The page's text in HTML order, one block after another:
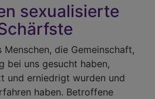
sexualisierte
Menschen, die Gemeinschaft,
bei uns gesucht haben,
und erniedrigt wurden und
haben. Betroffene